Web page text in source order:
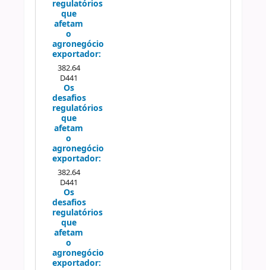
regulatórios
que
afetam
o
agronegócio
exportador:
382.64
D441
Os
desafios
regulatórios
que
afetam
o
agronegócio
exportador:
382.64
D441
Os
desafios
regulatórios
que
afetam
o
agronegócio
exportador: